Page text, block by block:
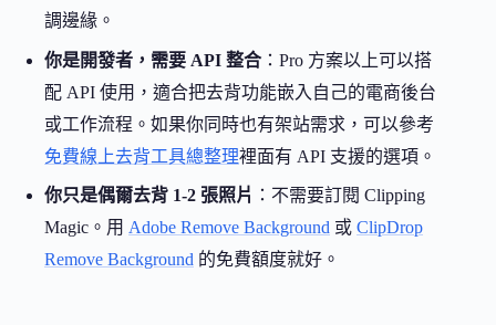
調邊緣。
你是開發者，需要 API 整合 ：Pro 方案以上可以搭
配 API 使用，適合把去背功能嵌入自己的電商後台
或工作流程。如果你同時也有架站需求，可以參考
免費線上去背工具總整理裡面有 API 支援的選項。
你只是偶爾去背 1-2 張照片 ：不需要訂閱 Clipping
Magic。用 Adobe Remove Background 或 ClipDrop
Remove Background 的免費額度就好。